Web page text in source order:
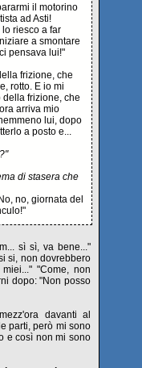
il motorino
ad Asti!
riesco a far
a smontare
pensava lui!"
frizione, che
rotto. E io mi
frizione, che
arriva mio
lui, dopo
a posto e...
di stasera che
no, giornata del
sì sì, va bene..."
si, non dovrebbero
"Come, non
dopo: "Non posso
davanti al
parti, però mi sono
e così non mi sono